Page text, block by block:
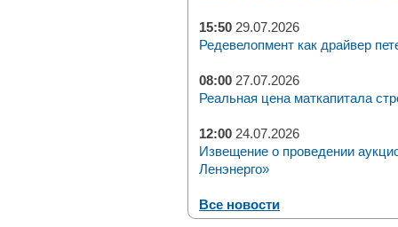
15:50 29.07.2026
Редевелопмент как драйвер
08:00 27.07.2026
Реальная цена маткапитала
12:00 24.07.2026
Извещение о проведении
Ленэнерго»
Все новости